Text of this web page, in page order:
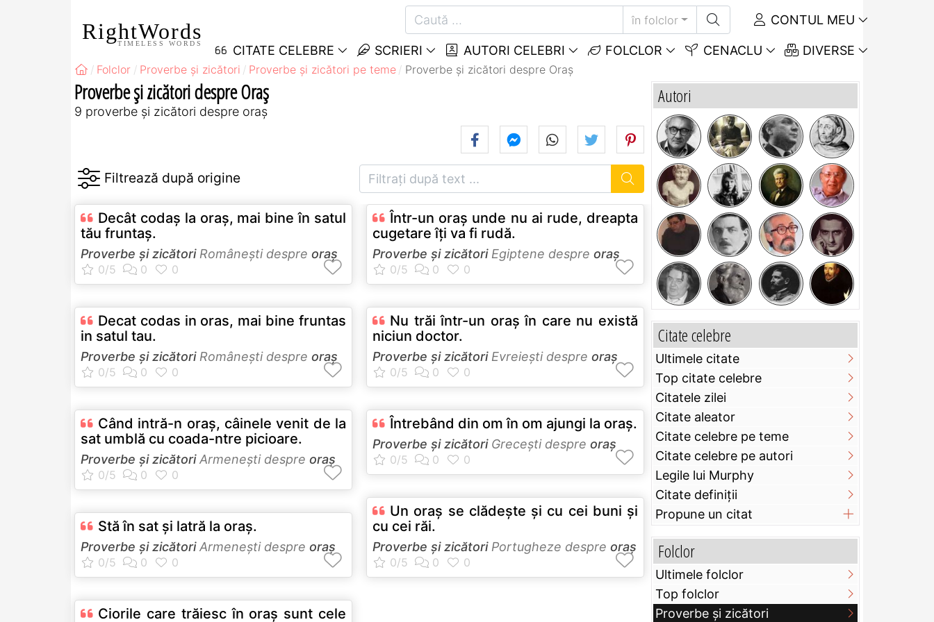
RightWords
TIMELESS WORDS
în folclor CONTUL MEU
CITATE CELEBRE SCRIERI AUTORI CELEBRI FOLCLOR CENACLU DIVERSE
Folclor Proverbe și zicători Proverbe și zicători pe teme Proverbe și zicători despre Oraș
Proverbe și zicători despre Oraș
9 proverbe și zicători despre oraș
Decât codaş la oraş, mai bine în satul
tău fruntaş.
Proverbe și zicătoriRomâneşti despre oraș
Decat codas in oras, mai bine fruntas
in satul tau.
Proverbe și zicătoriRomâneşti despre oraș
Când intră-n oraş, câinele venit de la
sat umblă cu coada-ntre picioare.
Proverbe și zicătoriArmeneşti despre oraș
Stă în sat şi latră la oraş.
Proverbe și zicătoriArmeneşti despre oraș
Ciorile care trăiesc în oraş sunt cele
Într-un oraş unde nu ai rude, dreapta
cugetare îţi va fi rudă.
Proverbe și zicătoriEgiptene despre oraș
Nu trăi într-un oraş în care nu există
niciun doctor.
Proverbe și zicătoriEvreieşti despre oraș
Întrebând din om în om ajungi la oraş.
Proverbe și zicătoriGreceşti despre oraș
Un oraş se clădeşte şi cu cei buni şi
cu cei răi.
Proverbe și zicătoriPortugheze despre oraș
Autori
Citate celebre
Ultimele citate
Top citate celebre
Citatele zilei
Citate aleator
Citate celebre pe teme
Citate celebre pe autori
Legile lui Murphy
Citate definiţii
Propune un citat
Folclor
Ultimele folclor
Top folclor
Proverbe și zicători